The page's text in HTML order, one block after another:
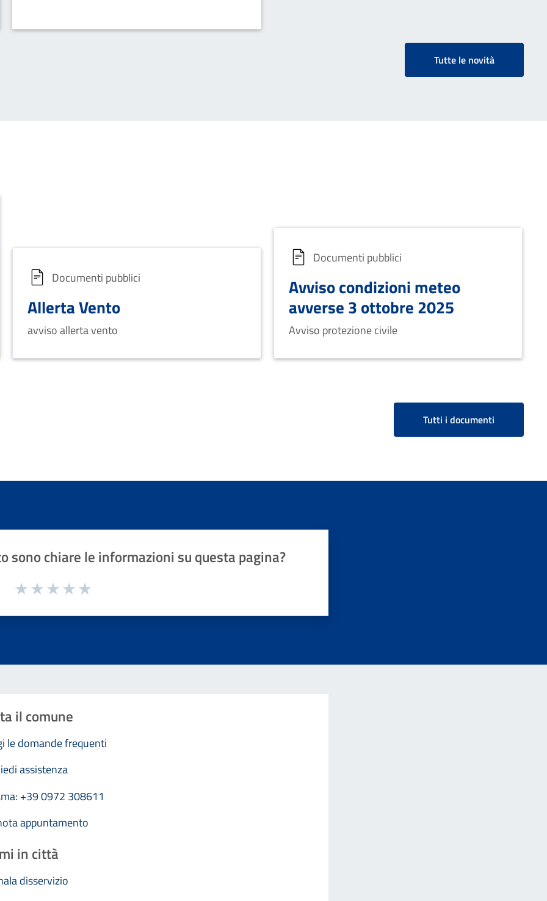
Tutte le novità
Documenti pubblici
Allerta Vento
avviso allerta vento
Documenti pubblici
Avviso condizioni meteo
avverse 3 ottobre 2025
Avviso protezione civile
Tutti i documenti
sono chiare le informazioni su questa pagina?
1 a 5 stelle la pagina
il comune
le domande frequenti
assistenza
+39 0972 308611
appuntamento
in città
disservizio